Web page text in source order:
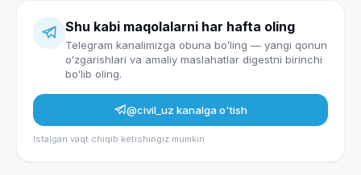
Shu kabi maqolalarni har hafta oling
Telegram kanalimizga obuna boʻling — yangi qonun
oʻzgarishlari va amaliy maslahatlar digestni birinchi
boʻlib oling.
@civil_uz kanalga o'tish
Istalgan vaqt chiqib ketishingiz mumkin